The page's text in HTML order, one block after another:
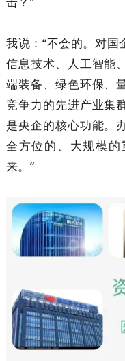
我说：“不会的。对
信息技术、人工智能
端装备、绿色环保、
竞争力的先进产业集
是央企的核心功能。
全方位的、大规模
来。”